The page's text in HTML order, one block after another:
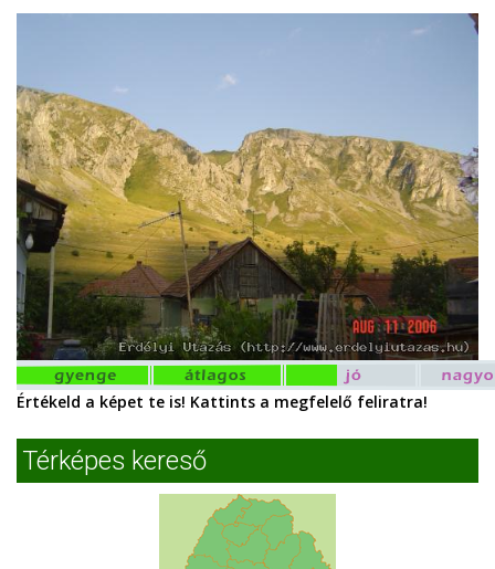
Értékeld a képet te is! Kattints a megfelelő feliratra!
Térképes kereső